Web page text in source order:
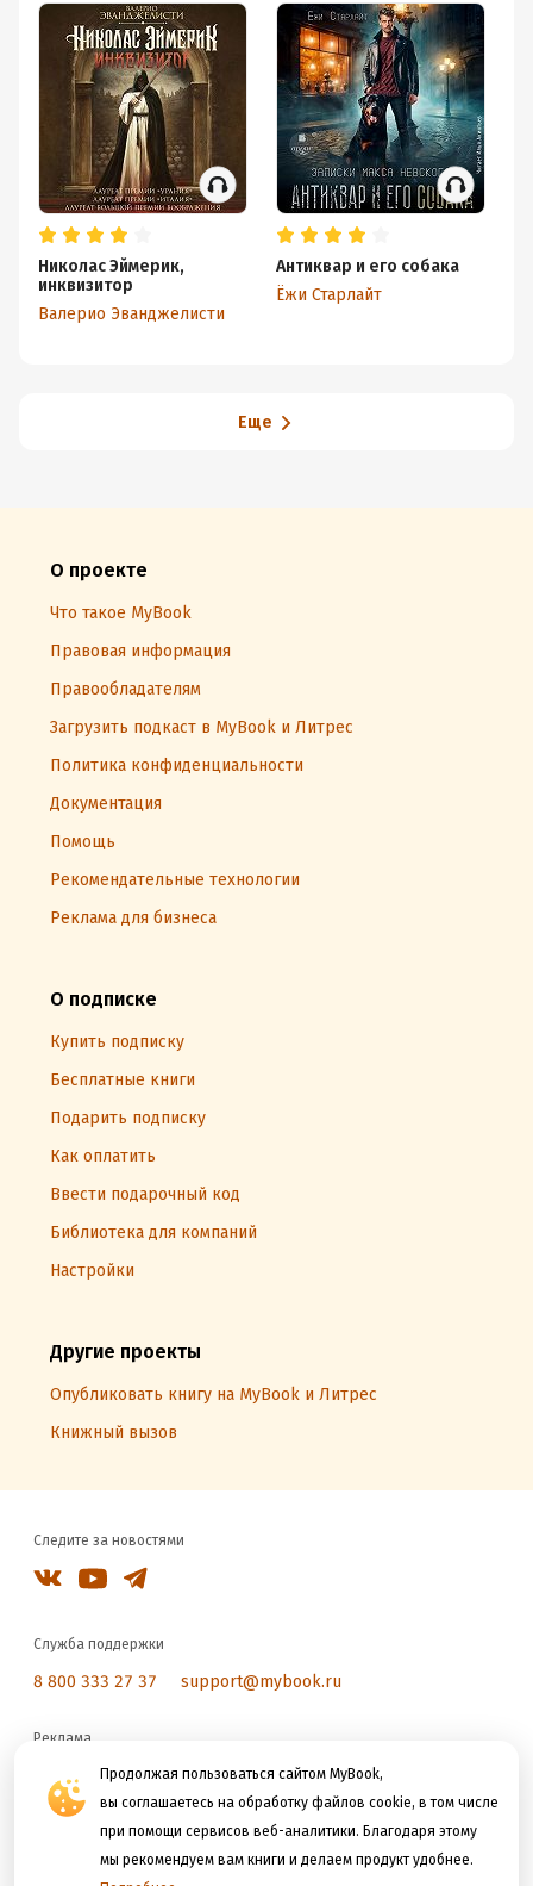
Продолжая пользоваться сайтом MyBook,
вы соглашаетесь на обработку файлов cookie, в том числе
при помощи сервисов веб-аналитики. Благодаря этому
мы рекомендуем вам книги и делаем продукт удобнее.
Николас Эймерик,
инквизитор
Валерио Эванджелисти
Антиквар и его собака
Ёжи Старлайт
Еще
О проекте
Что такое MyBook
Правовая информация
Правообладателям
Загрузить подкаст в MyBook и Литрес
Политика конфиденциальности
Документация
Помощь
Рекомендательные технологии
Реклама для бизнеса
О подписке
Купить подписку
Бесплатные книги
Подарить подписку
Как оплатить
Ввести подарочный код
Библиотека для компаний
Настройки
Другие проекты
Опубликовать книгу на MyBook и Литрес
Книжный вызов
Следите за новостями
Служба поддержки
8 800 333 27 37 support@mybook.ru
Реклама
reklama@litres.ru
Мы принимаем к оплате